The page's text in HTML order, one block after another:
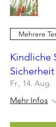
Mehrere
Kindliche
Fr., 14. Aug.
Mehr Infos